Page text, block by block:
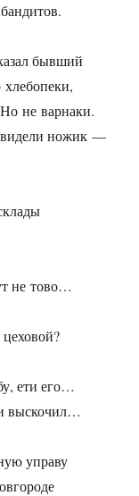
бывший
не варнаки.
ножик —
не тово…
ети его…
выскочил…
управу